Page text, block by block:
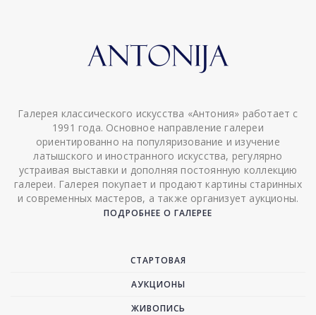
Галерея классического искусства «Антония» работает с
1991 года. Основное направление галереи
ориентированно на популяризование и изучение
латышского и иностранного искусства, регулярно
устраивая выставки и дополняя постоянную коллекцию
галереи. Галерея покупает и продают картины старинных
и современных мастеров, а также организует аукционы.
ПОДРОБНЕЕ О ГАЛЕРЕЕ
СТАРТОВАЯ
АУКЦИОНЫ
ЖИВОПИСЬ